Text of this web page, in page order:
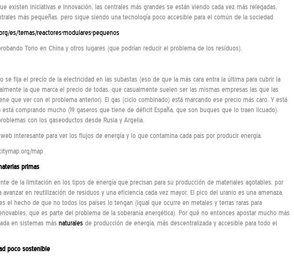
existen iniciativas e innovación, las centrales más grandes se están viendo cada vez más relegadas,
más pequeñas, pero sigue siendo una tecnología poco accesible para el común de la sociedad
es/temas/reactores-modulares-pequenos
Torio en China y otros lugares (que podrían reducir el problema de los residuos).
se fija el precio de la electricidad en las subastas (eso de que la más cara entra la última para cubrir la
la que marca el precio de todas, que casualmente suelen ser las mismas empresas las que las
que ver con el problema anterior). El gas (ciclo combinado) está marcando ese precio más caro. Y está
está comprando mucho (19 gaseros que tiene de déficit España, que son buques que lo traen licuado).
con los gaseoductos desde Rusia y Argelia.
interesante para ver los flujos de energía y lo que contamina cada país por producir energía.
map
primas
de la limitación en los tipos de energía que precisan para su producción de materiales agotables, por
avanzar en reutilización de residuos y una eficiencia cada vez mayor. El pico del uranio es una amenaza,
el hecho de que no todos los países lo tengan (igual que ocurre en metales y terras raras para
que es parte del problema de la soberanía energética). Por qué no entonces apostar mucho más
en sistemas más naturales de producción de energía, más descentralizada y accesible para todo el
poco sostenible